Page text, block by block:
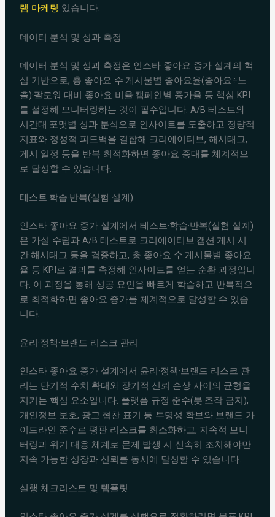
램 마케팅 있습니다.
데이터 분석 및 성과 측정
데이터 분석 및 성과 측정은 인스타 좋아요 증가 설계의 핵
심 기반으로, 총 좋아요 수·게시물별 좋아요율(좋아요÷노
출)·팔로워 대비 좋아요 비율·캠페인별 증가율 등 핵심 KPI
를 설정해 모니터링하는 것이 필수입니다. A/B 테스트와
시간대·포맷별 성과 분석으로 인사이트를 도출하고 정량적
지표와 정성적 피드백을 결합해 크리에이티브, 해시태그,
게시 일정 등을 반복 최적화하면 좋아요 증대를 체계적으
로 달성할 수 있습니다.
테스트·학습·반복(실험 설계)
인스타 좋아요 증가 설계에서 테스트·학습·반복(실험 설계)
은 가설 수립과 A/B 테스트로 크리에이티브·캡션·게시 시
간·해시태그 등을 검증하고, 총 좋아요 수·게시물별 좋아요
율 등 KPI로 결과를 측정해 인사이트를 얻는 순환 과정입니
다. 이 과정을 통해 성공 요인을 빠르게 학습하고 반복적으
로 최적화하면 좋아요 증가를 체계적으로 달성할 수 있습
니다.
윤리·정책·브랜드 리스크 관리
인스타 좋아요 증가 설계에서 윤리·정책·브랜드 리스크 관
리는 단기적 수치 확대와 장기적 신뢰 손상 사이의 균형을
지키는 핵심 요소입니다. 플랫폼 규정 준수(봇·조작 금지),
개인정보 보호, 광고·협찬 표기 등 투명성 확보와 브랜드 가
이드라인 준수로 평판 리스크를 최소화하고, 지속적 모니
터링과 위기 대응 체계로 문제 발생 시 신속히 조치해야만
지속 가능한 성장과 신뢰를 동시에 달성할 수 있습니다.
실행 체크리스트 및 템플릿